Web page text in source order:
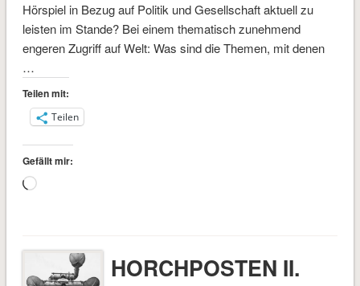
Hörspiel in Bezug auf Politik und Gesellschaft aktuell zu
leisten im Stande? Bei einem thematisch zunehmend
engeren Zugriff auf Welt: Was sind die Themen, mit denen
…
Teilen mit:
Teilen
Gefällt mir:
Wird
HORCHPOSTEN II.